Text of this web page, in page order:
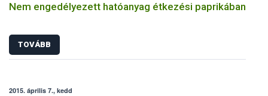
Nem engedélyezett hatóanyag étkezési paprikában
TOVÁBB
2015. április 7., kedd